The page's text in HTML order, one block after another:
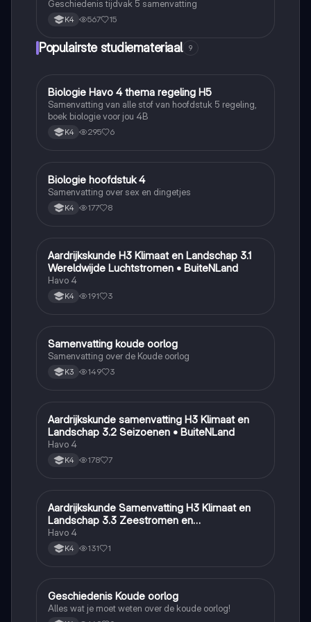
Geschiedenis tijdvak 5 samenvatting
K4 567 15
Populairste studiemateriaal 9
Biologie
Biologie Havo 4 thema regeling H5
Samenvatting van alle stof van hoofdstuk 5 regeling,
boek biologie voor jou 4B
K4 295 6
Biologie
Biologie hoofdstuk 4
Samenvatting over sex en dingetjes
K4 177 8
Aardrijkskunde
Aardrijkskunde H3 Klimaat en Landschap 3.1
Wereldwijde Luchtstromen • BuiteNLand
Havo 4
K4 191 3
Geschiedenis
Samenvatting koude oorlog
Samenvatting over de Koude oorlog
K3 149 3
Aardrijkskunde
Aardrijkskunde samenvatting H3 Klimaat en
Landschap 3.2 Seizoenen • BuiteNLand
Havo 4
K4 178 7
Aardrijkskunde
Aardrijkskunde Samenvatting H3 Klimaat en
Landschap 3.3 Zeestromen en
Klimaatgebieden • BuiteNLand
Havo 4
K4 131 1
Geschiedenis
Geschiedenis Koude oorlog
Alles wat je moet weten over de koude oorlog!